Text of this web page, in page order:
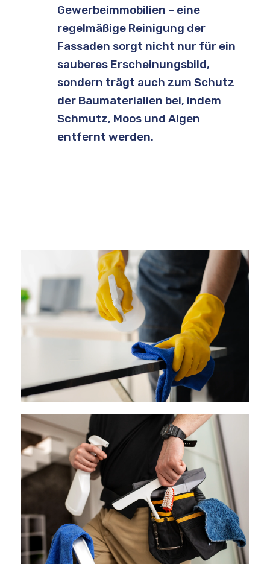
Gewerbeimmobilien – eine
regelmäßige Reinigung der
Fassaden sorgt nicht nur für ein
sauberes Erscheinungsbild,
sondern trägt auch zum Schutz
der Baumaterialien bei, indem
Schmutz, Moos und Algen
entfernt werden.